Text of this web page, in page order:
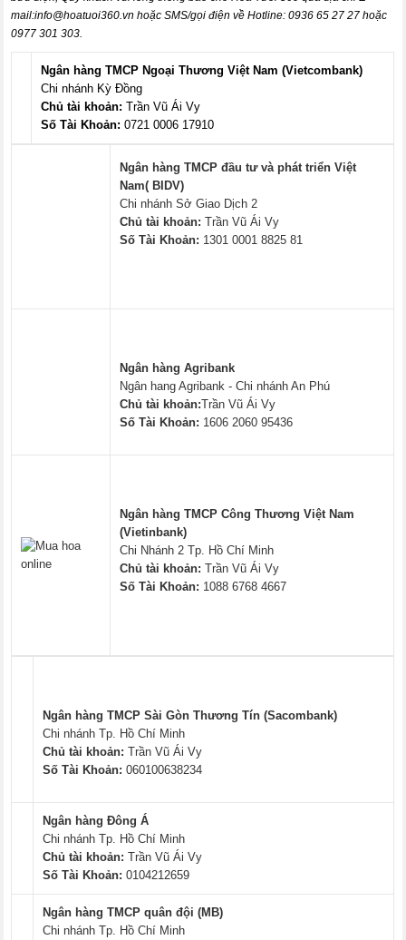
mail:info@hoatuoi360.vn hoặc SMS/gọi điện về Hotline: 0936 65 27 27 hoặc
0977 301 303.
Ngân hàng TMCP Ngoại Thương Việt Nam (Vietcombank)
Chi nhánh Kỳ Đồng
Chủ tài khoản: Trần Vũ Ái Vy
Số Tài Khoản: 0721 0006 17910
Ngân hàng TMCP đầu tư và phát triển Việt
Nam( BIDV)
Chi nhánh Sở Giao Dịch 2
Chủ tài khoản: Trần Vũ Ái Vy
Số Tài Khoản: 1301 0001 8825 81
Ngân hàng Agribank
Ngân hang Agribank - Chi nhánh An Phú
Chủ tài khoản:Trần Vũ Ái Vy
Số Tài Khoản: 1606 2060 95436
Ngân hàng TMCP Công Thương Việt Nam
(Vietinbank)
Chi Nhánh 2 Tp. Hồ Chí Minh
Chủ tài khoản: Trần Vũ Ái Vy
Số Tài Khoản: 1088 6768 4667
Ngân hàng TMCP Sài Gòn Thương Tín (Sacombank)
Chi nhánh Tp. Hồ Chí Minh
Chủ tài khoản: Trần Vũ Ái Vy
Số Tài Khoản: 060100638234
Ngân hàng Đông Á
Chi nhánh Tp. Hồ Chí Minh
Chủ tài khoản: Trần Vũ Ái Vy
Số Tài Khoản: 0104212659
Ngân hàng TMCP quân đội (MB)
Chi nhánh Tp. Hồ Chí Minh